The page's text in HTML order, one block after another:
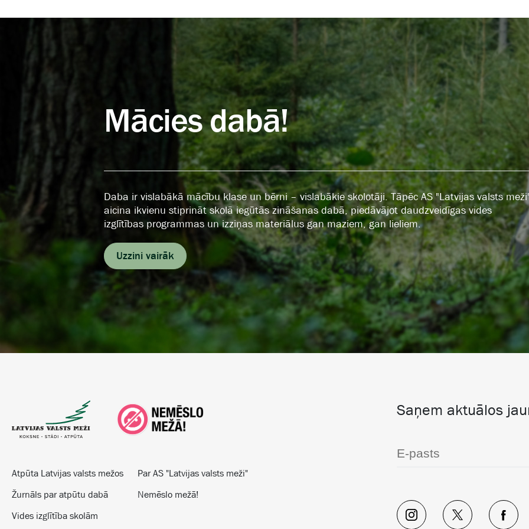
Mācies dabā!
Daba ir vislabākā mācību klase un bērni – vislabākie skolotāji. Tāpēc AS "Latvijas valsts
aicina ikvienu stiprināt skolā iegūtās zināšanas dabā, piedāvājot daudzveidīgas vides
izglītības programmas un izziņas materiālus gan maziem, gan lieliem.
Uzzini vairāk
Atpūta Latvijas valsts mežos
Par AS "Latvijas valsts meži"
Žurnāls par atpūtu dabā
Nemēslo mežā!
Vides izglītība skolām
Saņem aktuālos